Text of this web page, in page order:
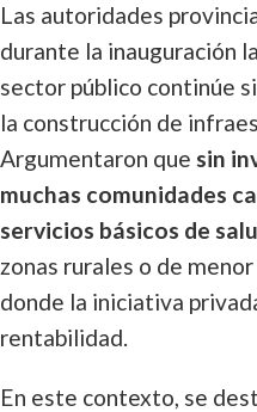
Las autoridades
durante la inauguración
sector público continúe
la construcción de
Argumentaron que sin
muchas comunidades
servicios básicos de
zonas rurales o de
donde la iniciativa
rentabilidad.
En este contexto, se